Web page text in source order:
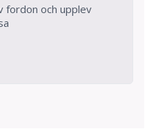
fordon och upplev